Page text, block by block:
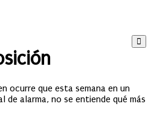
ocurre que esta semana en un
alarma, no se entiende qué más